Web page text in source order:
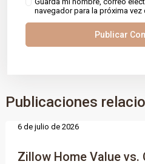
navegador para la próxima vez
Publicaciones
Zillow Home Value vs.
6 de julio de 2026